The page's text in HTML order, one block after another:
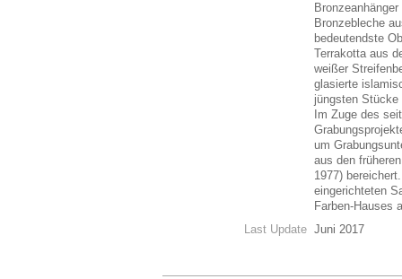
Bronzebleche
bedeutendste
Terrakotta aus
weißer
glasierte
jüngsten Stücke
Im Zuge des
um
aus den
1977)
eingerichteten
Farben-Hauses
Last Update Juni 2017